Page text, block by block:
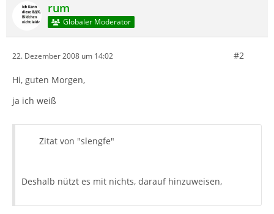
rum
Globaler Moderator
22. Dezember 2008 um 14:02 #2
Hi, guten Morgen,
ja ich weiß
Zitat von "slengfe"
Deshalb nützt es mit nichts, darauf hinzuweisen,